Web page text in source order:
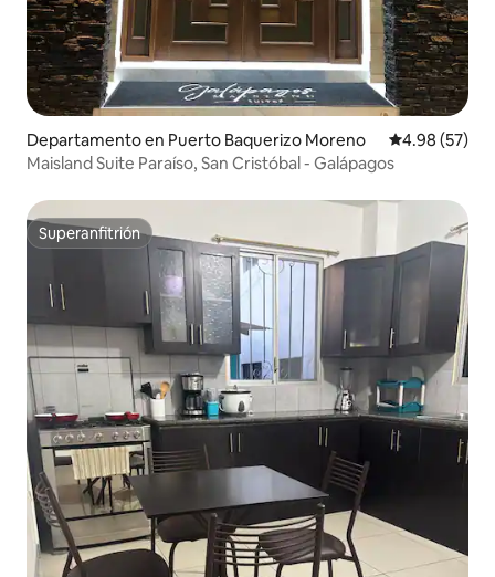
Departamento en Puerto Baquerizo Moreno Calificación
4.98 (57)
Maisland Suite Paraíso, San Cristóbal - Galápagos
Superanfitrión
Superanfitrión